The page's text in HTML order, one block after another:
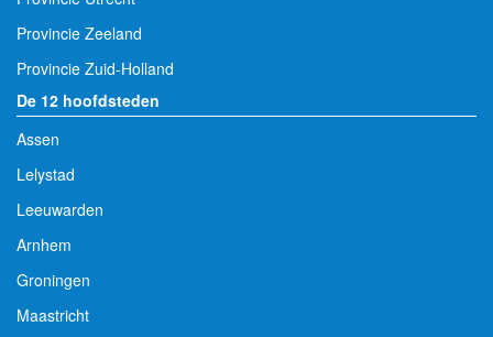
Provincie Zeeland
Provincie Zuid-Holland
De 12 hoofdsteden
Assen
Lelystad
Leeuwarden
Arnhem
Groningen
Maastricht